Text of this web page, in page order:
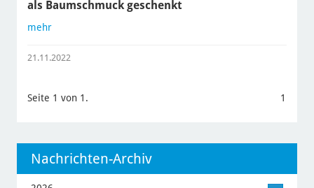
als Baumschmuck geschenkt
mehr
21.11.2022
Seite 1 von 1. 1
Nachrichten-Archiv